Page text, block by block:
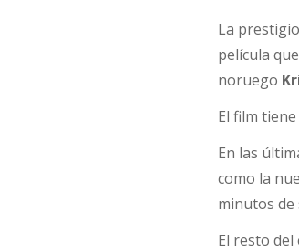
La
película
noruego
El film
En las
como la
minutos de
El resto